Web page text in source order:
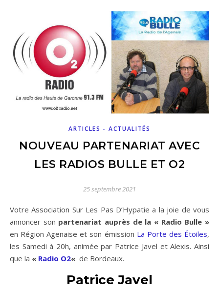
ARTICLES - ACTUALITÉS
NOUVEAU PARTENARIAT AVEC
LES RADIOS BULLE ET O2
25 septembre 2021
Votre Association Sur Les Pas D’Hypatie a la joie de vous
annoncer son partenariat auprès de la « Radio Bulle »
en Région Agenaise et son émission La Porte des Étoiles,
les Samedi à 20h, animée par Patrice Javel et Alexis. Ainsi
que la « Radio O2« de Bordeaux.
Patrice Javel